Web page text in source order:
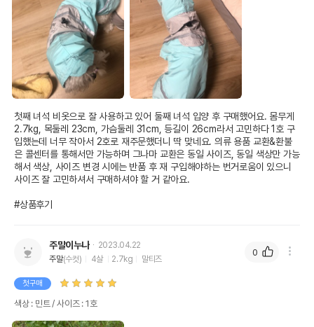
첫째 녀석 비옷으로 잘 사용하고 있어 둘째 녀석 입양 후 구매했어요. 몸무게
2.7kg, 목둘레 23cm, 가슴둘레 31cm, 등길이 26cm라서 고민하다 1호 구
입했는데 너무 작아서 2호로 재주문했더니 딱 맞네요. 의류 용품 교환&환불
은 콜센터를 통해서만 가능하며 그나마 교환은 동일 사이즈, 동일 색상만 가능
해서 색상, 사이즈 변경 시에는 반품 후 재 구입해야하는 번거로움이 있으니
사이즈 잘 고민하셔서 구매하셔야 할 거 같아요.
#상품후기
주말이누나
2023.04.22
주말(수컷) 4살 2.7kg 말티즈
첫구매
색상 : 민트 / 사이즈 : 1호
0